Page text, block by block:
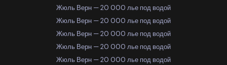
Жюль Верн — 20 000 лье под водой
Жюль Верн — 20 000 лье под водой
Жюль Верн — 20 000 лье под водой
Жюль Верн — 20 000 лье под водой
Жюль Верн — 20 000 лье под водой